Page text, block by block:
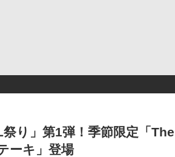
り」第1弾！季節限定「
ーキ」登場